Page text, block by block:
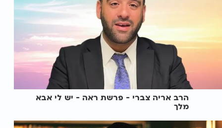
הרב אריה צברי - פרשת ראה - יש לי אבא
מלך